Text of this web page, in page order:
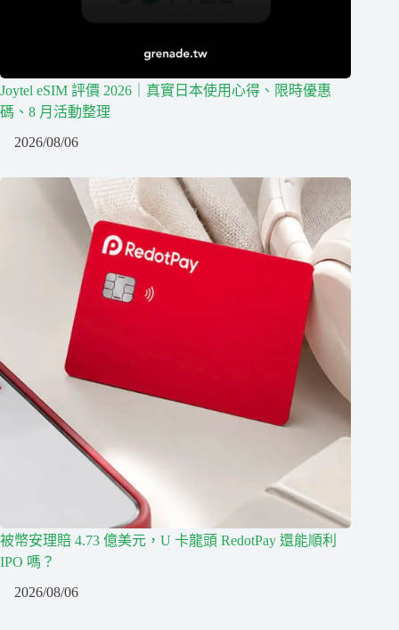
Joytel eSIM 評價 2026｜真實日本使用心得、限時優惠
碼、8 月活動整理
2026/08/06
被幣安理賠 4.73 億美元，U 卡龍頭 RedotPay 還能順利
IPO 嗎？
2026/08/06